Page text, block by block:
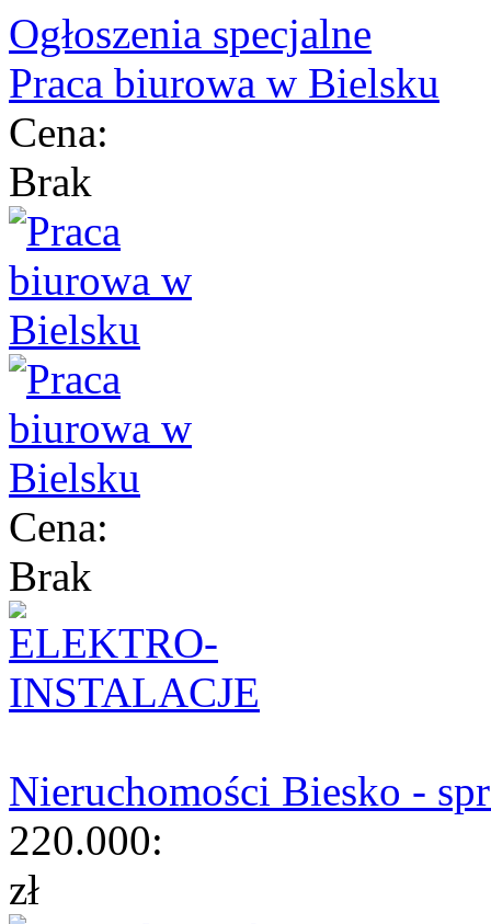
Ogłoszenia specjalne
Praca biurowa w Bielsku
Cena:
Brak
Cena:
Brak
Nieruchomości Biesko -
220.000:
zł